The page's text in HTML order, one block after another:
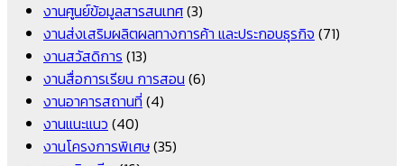
งานศูนย์ข้อมูลสารสนเทศ(3)
งานส่งเสริมผลิตผลทางการค้า และประกอบธุรกิจ (71)
งานสวัสดิการ (13)
งานสื่อการเรียน การสอน (6)
งานอาคารสถานที่ (4)
งานแนะแนว (40)
งานโครงการพิเศษ(35)